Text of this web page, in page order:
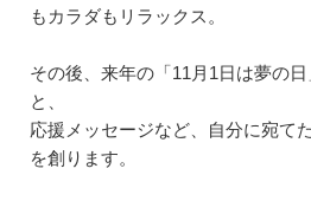
もカラダもリラックス。
その後、来年の「11月1日は夢の
と、
応援メッセージなど、自分に宛て
を創ります。